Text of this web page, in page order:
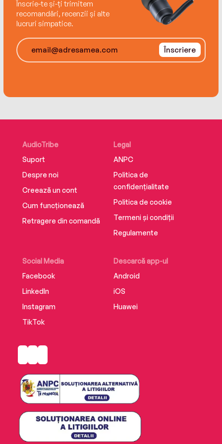
Înscrie-te și-ți trimitem
recomandări, recenzii și alte
lucruri simpatice.
Înscriere
AudioTribe
Suport
Despre noi
Creează un cont
Cum funcționează
Retragere din comandă
Social Media
Facebook
LinkedIn
Instagram
TikTok
Descarcă app-ul
Android
iOS
Huawei
Legal
ANPC
Politica de
confidențialitate
Politica de cookie
Termeni și condiții
Regulamente